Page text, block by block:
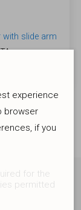
slide arm
and be
experience
browser
if you
for the
permitted